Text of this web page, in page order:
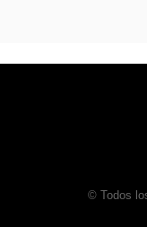
© Todos